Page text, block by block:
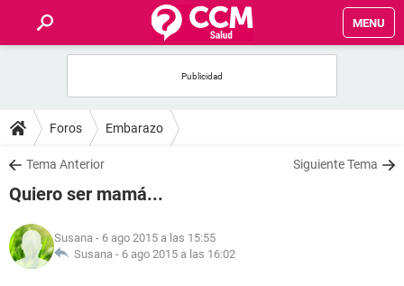
MENU
FOROS
SALUD
FAMILIA
NUTRICIÓN
Foros Embarazo
Tema Anterior Siguiente Tema
Quiero ser mamá...
Susana - 6 ago 2015 a las 15:55
Susana - 6 ago 2015 a las 16:02